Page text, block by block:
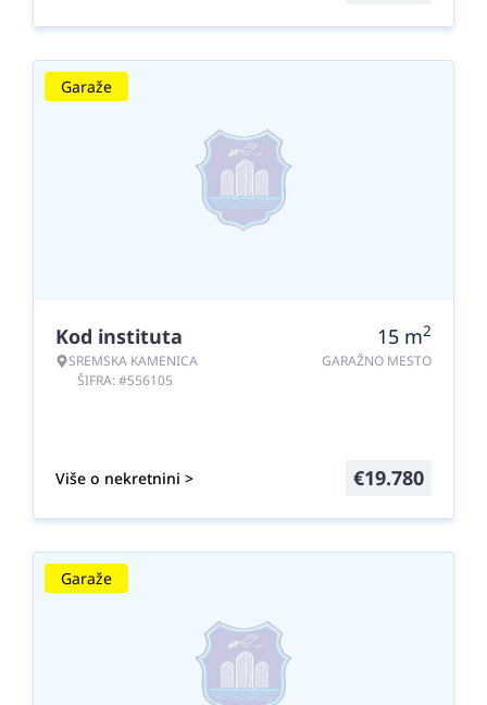
Garaže
Kod instituta
SREMSKA KAMENICA
ŠIFRA: #556105
15 m2
GARAŽNO MESTO
Više o nekretnini > €19.780
Garaže